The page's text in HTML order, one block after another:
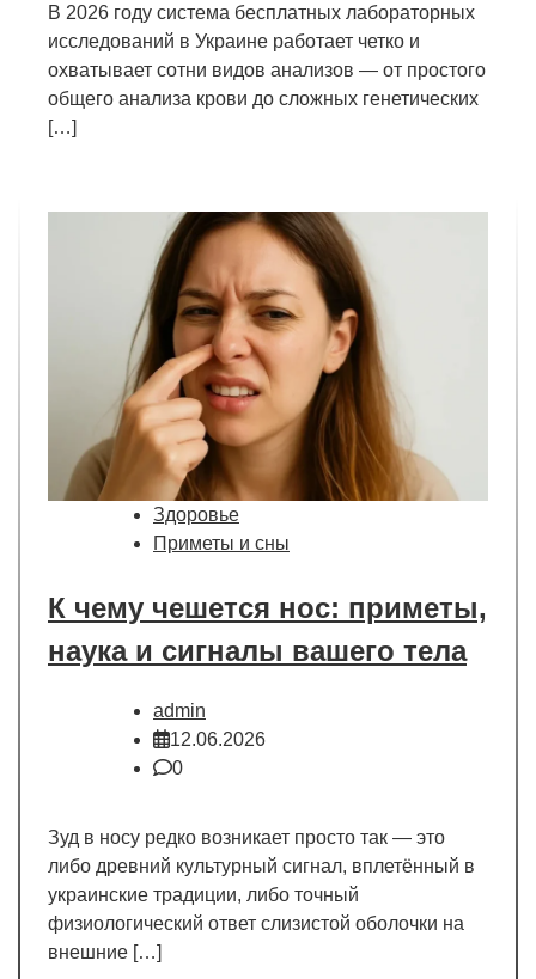
В 2026 году система бесплатных лабораторных
исследований в Украине работает четко и
охватывает сотни видов анализов — от простого
общего анализа крови до сложных генетических
[…]
Здоровье
Приметы и сны
К чему чешется нос: приметы,
наука и сигналы вашего тела
admin
12.06.2026
0
Зуд в носу редко возникает просто так — это
либо древний культурный сигнал, вплетённый в
украинские традиции, либо точный
физиологический ответ слизистой оболочки на
внешние […]